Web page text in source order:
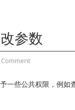
参数
一些公共权限，例如